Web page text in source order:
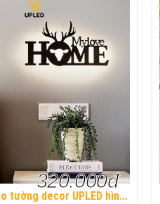
tường decor UPLED hình
320.000đ